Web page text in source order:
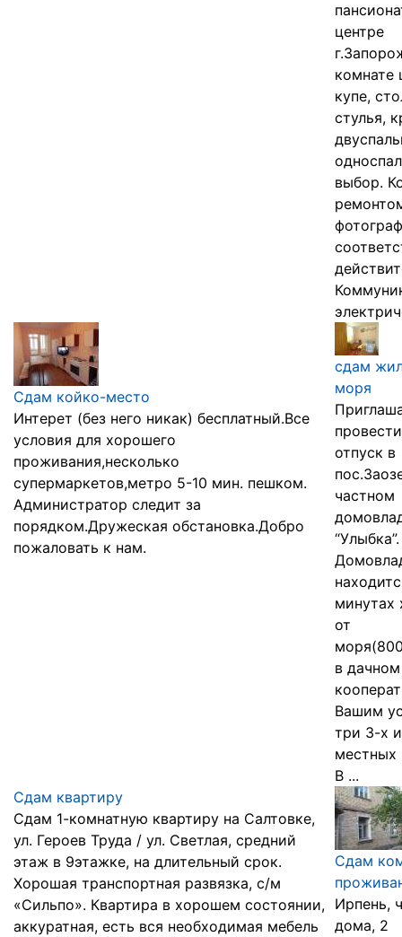
центре
комнате
купе,
стулья,
выбор.
Сдам койко-место
Интерет (без него никак) бесплатный.Все
условия для хорошего
проживания,несколько
супермаркетов,метро 5-10 мин. пешком.
Администратор следит за
порядком.Дружеская обстановка.Добро
пожаловать к нам.
сдам
моря
отпуск в
частном
“Улыбка”.
минутах
от
в дачном
Вашим
три 3-х
местных
В ...
Сдам квартиру
Сдам 1-комнатную квартиру на Салтовке,
ул. Героев Труда / ул. Светлая, средний
этаж в 9этажке, на длительный срок.
Хорошая транспортная развязка, с/м
«Сильпо». Квартира в хорошем состоянии,
аккуратная, есть вся необходимая мебель
Сдам
Ирпень,
дома, 2